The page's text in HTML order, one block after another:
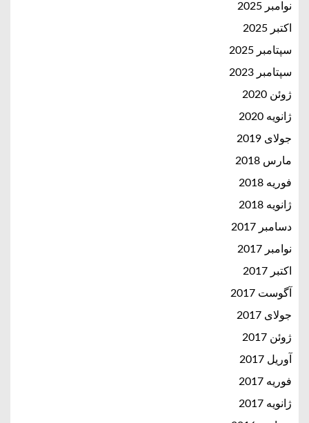
نوامبر 2025
اکتبر 2025
سپتامبر 2025
سپتامبر 2023
ژوئن 2020
ژانویه 2020
جولای 2019
مارس 2018
فوریه 2018
ژانویه 2018
دسامبر 2017
نوامبر 2017
اکتبر 2017
آگوست 2017
جولای 2017
ژوئن 2017
آوریل 2017
فوریه 2017
ژانویه 2017